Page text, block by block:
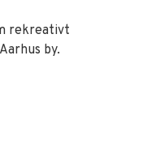
rekreativt
by.